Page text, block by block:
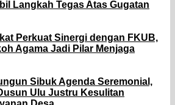
Langkah Tegas Atas Gugatan
Perkuat Sinergi dengan FKUB,
Agama Jadi Pilar Menjaga
Sibuk Agenda Seremonial,
Ulu Justru Kesulitan